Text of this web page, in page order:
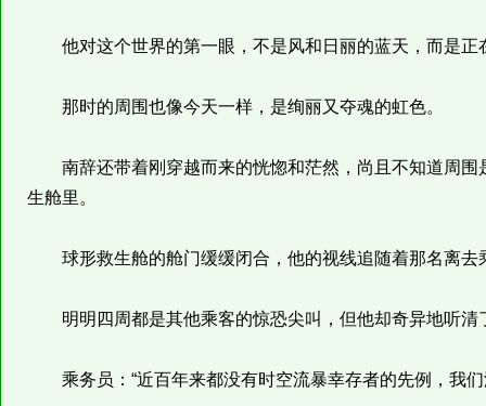
他对这个世界的第一眼，不是风和日丽的蓝天，而是正
那时的周围也像今天一样，是绚丽又夺魂的虹色。
南辞还带着刚穿越而来的恍惚和茫然，尚且不知道周围
生舱里。
球形救生舱的舱门缓缓闭合，他的视线追随着那名离去
明明四周都是其他乘客的惊恐尖叫，但他却奇异地听清
乘务员：“近百年来都没有时空流暴幸存者的先例，我们